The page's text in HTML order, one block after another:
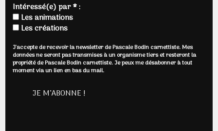
Intéressé(e) par * :
Les animations
Les créations
J'accepte de recevoir la newsletter de Pascale Bodin carnettiste. Mes
données ne seront pas transmises à un organisme tiers et resteront la
propriété de Pascale Bodin carnettiste. Je peux me désabonner à tout
moment via un lien en bas du mail.